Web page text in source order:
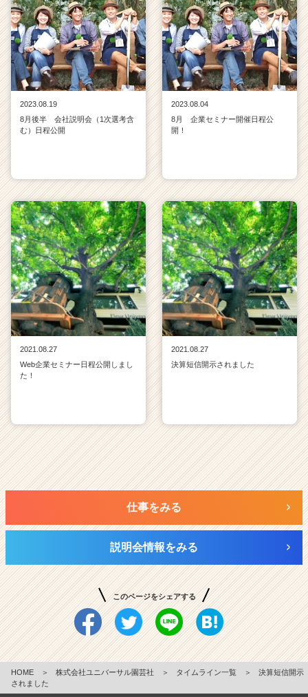
2023.08.19
8月後半 会社説明会（1次選考含
む）日程公開
2023.08.04
8月 企業セミナー開催日程公
開！
2021.08.27
Web企業セミナー日程公開しまし
た！
2021.08.27
決算短信開示されました
仕事をみる
説明会情報をみる
このページをシェアする
HOME ＞ 株式会社ユニバーサル園芸社 ＞ タイムライン一覧 ＞
決算短信開示
されました